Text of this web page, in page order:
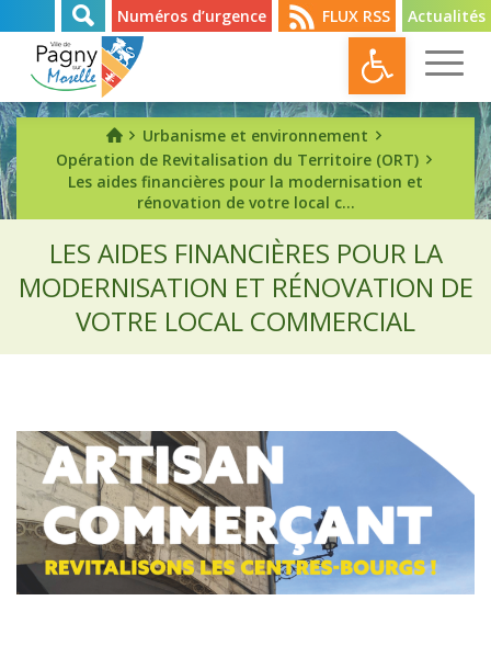
Ouvrir
Numéros d’urgence FLUX RSS Actualités
Urbanisme et environnement
Opération de Revitalisation du Territoire (ORT)
Les aides financières pour la modernisation et
rénovation de votre local c...
LES AIDES FINANCIÈRES POUR LA
MODERNISATION ET RÉNOVATION DE
VOTRE LOCAL COMMERCIAL